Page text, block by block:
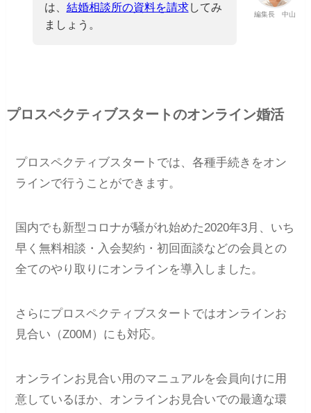
編集長 中山
は、 結婚相談所の資料を請求してみ
ましょう。
プロスペクティブスタートのオンライン婚活
プロスペクティブスタートでは、各種手続きをオン
ラインで行うことができます。
国内でも新型コロナが騒がれ始めた2020年3月、いち
早く無料相談・入会契約・初回面談などの会員との
全てのやり取りにオンラインを導入しました。
さらにプロスペクティブスタートではオンラインお
見合い（Z00M）にも対応。
オンラインお見合い用のマニュアルを会員向けに用
意しているほか、オンラインお見合いでの最適な環